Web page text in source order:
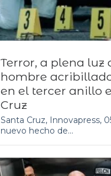
Terror, a plena luz
hombre
en el tercer anillo
Cruz
Santa Cruz, Innovapress,
nuevo hecho de...